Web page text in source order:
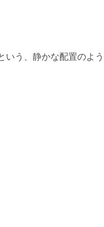
う、静かな配置のよう